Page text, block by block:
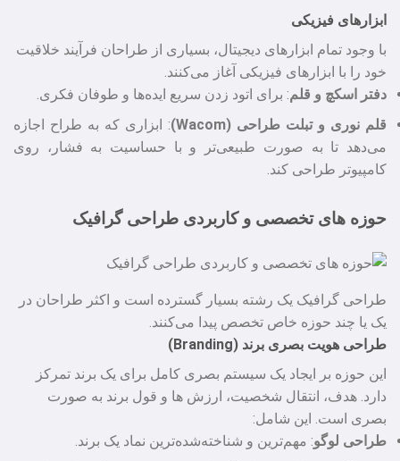
ابزارهای فیزیکی
با وجود تمام ابزارهای دیجیتال، بسیاری از طراحان فرآیند خلاقیت
خود را با ابزارهای فیزیکی آغاز می‌کنند.
دفتر اسکچ و قلم: برای اتود زدن سریع ایده‌ها و طوفان فکری.
قلم نوری و تبلت طراحی (Wacom)
: ابزاری که به طراح اجازه
می‌دهد تا به صورت طبیعی‌تر و با حساسیت به فشار، روی
کامپیوتر طراحی کند.
حوزه‌ های تخصصی و کاربردی طراحی گرافیک
طراحی گرافیک یک رشته بسیار گسترده است و اکثر طراحان در
یک یا چند حوزه خاص تخصص پیدا می‌کنند.
طراحی هویت بصری برند (Branding)
این حوزه بر ایجاد یک سیستم بصری کامل برای یک برند تمرکز
دارد. هدف، انتقال شخصیت، ارزش‌ ها و قول برند به صورت
بصری است. این شامل:
طراحی لوگو: مهم‌ترین و شناخته‌شده‌ترین نماد یک برند.